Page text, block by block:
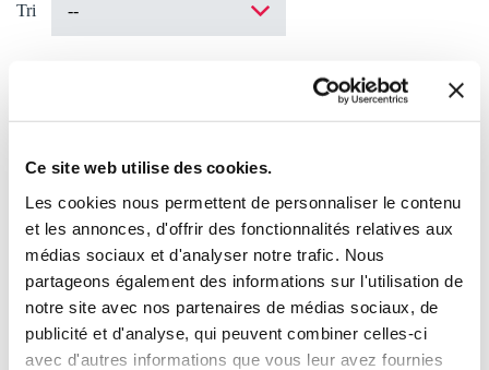
Ce site web utilise des cookies.
Les cookies nous permettent de personnaliser le contenu
et les annonces, d'offrir des fonctionnalités relatives aux
médias sociaux et d'analyser notre trafic. Nous
partageons également des informations sur l'utilisation de
notre site avec nos partenaires de médias sociaux, de
publicité et d'analyse, qui peuvent combiner celles-ci
avec d'autres informations que vous leur avez fournies
Tri